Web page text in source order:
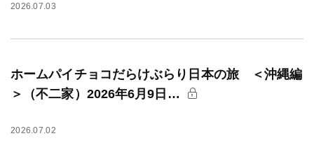
2026.07.03
ホームパイチョコだらけぶらり日本の旅 ＜沖縄編
＞（不二家）2026年6月9日…
2026.07.02